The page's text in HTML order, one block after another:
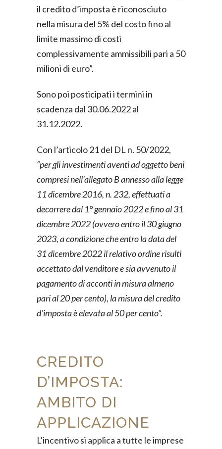
il credito d’imposta è riconosciuto
nella misura del 5% del costo fino al
limite massimo di costi
complessivamente ammissibili pari a 50
milioni di euro”.
Sono poi posticipati i termini in
scadenza dal 30.06.2022 al
31.12.2022.
Con l’articolo 21 del DL n. 50/2022,
“per gli investimenti aventi ad oggetto beni
compresi nell’allegato B annesso alla legge
11 dicembre 2016, n. 232, effettuati a
decorrere dal 1° gennaio 2022 e fino al 31
dicembre 2022 (ovvero entro il 30 giugno
2023, a condizione che entro la data del
31 dicembre 2022 il relativo ordine risulti
accettato dal venditore e sia avvenuto il
pagamento di acconti in misura almeno
pari al 20 per cento), la misura del credito
d’imposta è elevata al 50 per cento”.
CREDITO
D’IMPOSTA:
AMBITO DI
APPLICAZIONE
L’incentivo si applica a tutte le imprese